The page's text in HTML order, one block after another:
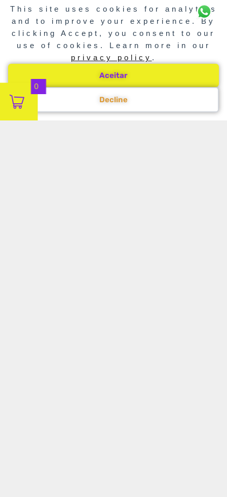
This site uses cookies for analytics
and to improve your experience. By
clicking Accept, you consent to our
use of cookies. Learn more in our
privacy policy .
Aceitar
Decline
0